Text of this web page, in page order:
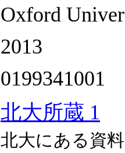
Oxford
2013
0199341001
北大所蔵 1
北大にある資